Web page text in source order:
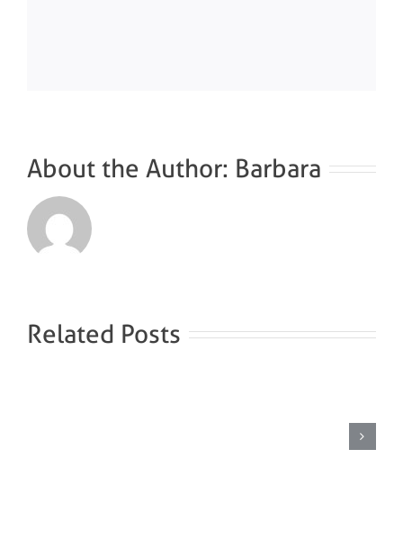
About the Author: Barbara
Related Posts